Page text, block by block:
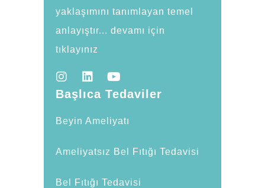
yaklaşımını tanımlayan temel
anlayıştır... devamı için
tıklayınız
Başlıca Tedaviler
Beyin Ameliyatı
Ameliyatsız Bel Fıtığı Tedavisi
Bel Fıtığı Tedavisi